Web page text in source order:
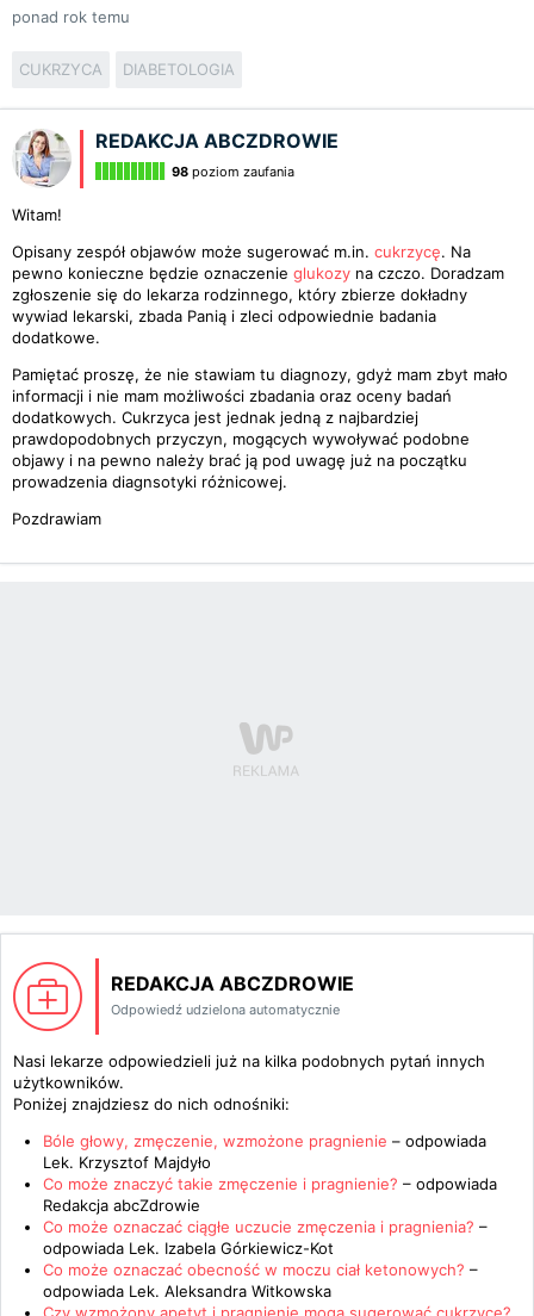
ponad rok temu
CUKRZYCA DIABETOLOGIA
REDAKCJA ABCZDROWIE
98 poziom zaufania
Witam!
Opisany zespół objawów może sugerować m.in. cukrzycę. Na
pewno konieczne będzie oznaczenie glukozy na czczo. Doradzam
zgłoszenie się do lekarza rodzinnego, który zbierze dokładny
wywiad lekarski, zbada Panią i zleci odpowiednie badania
dodatkowe.
Pamiętać proszę, że nie stawiam tu diagnozy, gdyż mam zbyt mało
informacji i nie mam możliwości zbadania oraz oceny badań
dodatkowych. Cukrzyca jest jednak jedną z najbardziej
prawdopodobnych przyczyn, mogących wywoływać podobne
objawy i na pewno należy brać ją pod uwagę już na początku
prowadzenia diagnsotyki różnicowej.
Pozdrawiam
REDAKCJA ABCZDROWIE
Odpowiedź udzielona automatycznie
Nasi lekarze odpowiedzieli już na kilka podobnych pytań innych
użytkowników.
Poniżej znajdziesz do nich odnośniki:
Bóle głowy, zmęczenie, wzmożone pragnienie – odpowiada
Lek. Krzysztof Majdyło
Co może znaczyć takie zmęczenie i pragnienie? – odpowiada
Redakcja abcZdrowie
Co może oznaczać ciągłe uczucie zmęczenia i pragnienia? –
odpowiada Lek. Izabela Górkiewicz-Kot
Co może oznaczać obecność w moczu ciał ketonowych? –
odpowiada Lek. Aleksandra Witkowska